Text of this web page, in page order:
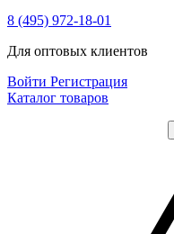
8 (495) 972-18-01
Для оптовых клиентов
Войти Регистрация
Каталог товаров